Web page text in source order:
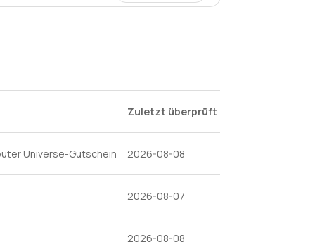
suchen.
Zuletzt überprüft
Universe-Gutschein 2026-08-08
2026-08-07
2026-08-08